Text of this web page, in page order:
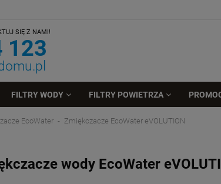
SIĘ Z NAMI!
123
FILTRY WODY FILTRY POWIETRZA
EcoWater Zmiękczacze EcoWater eVOLUTION
wody EcoWater